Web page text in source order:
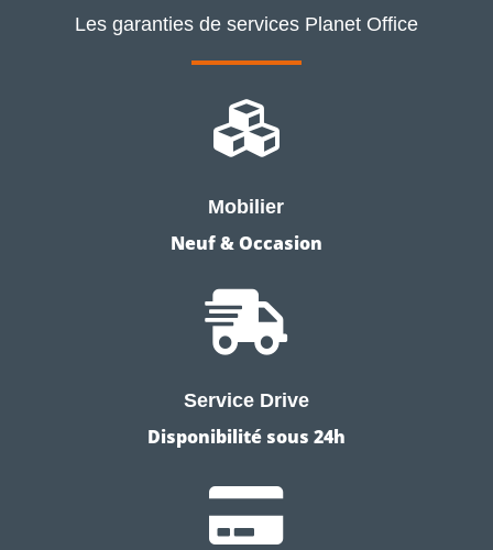
Les garanties de services Planet Office

Mobilier
Neuf & Occasion

Service Drive
Disponibilité sous 24h
